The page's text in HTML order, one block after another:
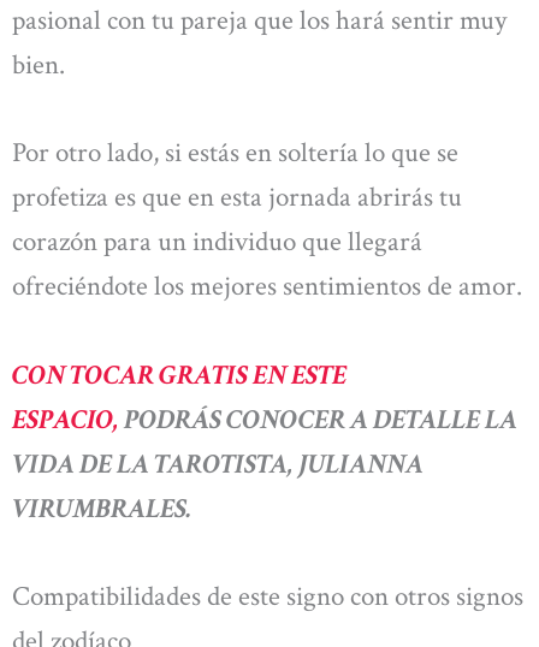
pasional con tu pareja que los hará sentir muy
bien.
Por otro lado, si estás en soltería lo que se
profetiza es que en esta jornada abrirás tu
corazón para un individuo que llegará
ofreciéndote los mejores sentimientos de amor.
CON TOCAR GRATIS EN ESTE
ESPACIO, PODRÁS CONOCER A DETALLE LA
VIDA DE LA TAROTISTA, JULIANNA
VIRUMBRALES.
Compatibilidades de este signo con otros signos